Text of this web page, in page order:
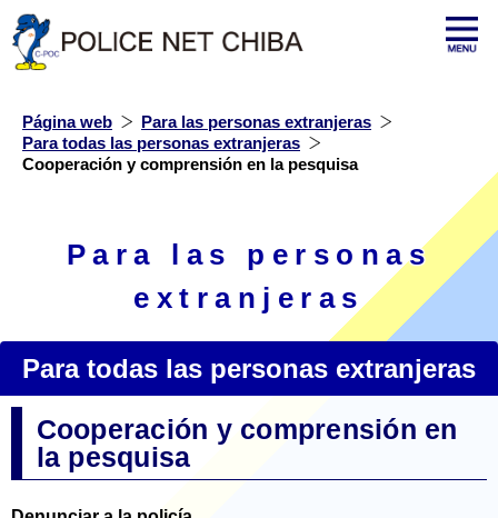
Página web
Para las personas extranjeras
Para todas las personas extranjeras
Cooperación y comprensión en la pesquisa
Para las personas
extranjeras
Para todas las personas extranjeras
Cooperación y comprensión en
la pesquisa